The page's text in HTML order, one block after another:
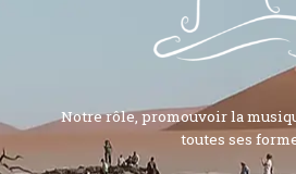
Notre rôle, promouvoir la
toutes ses